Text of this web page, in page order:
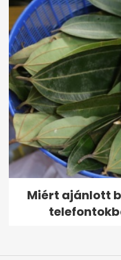
Miért ajánlott